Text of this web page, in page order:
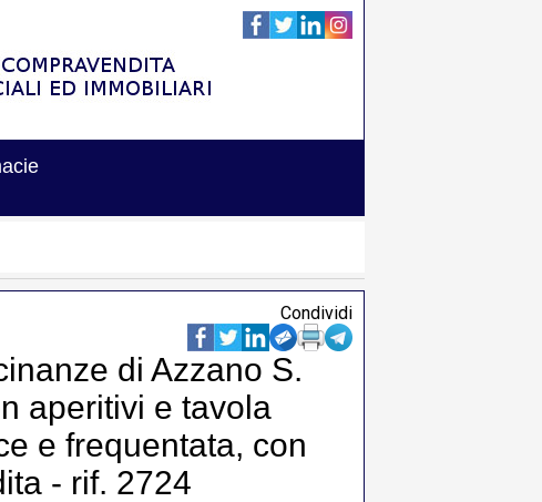
Condividi
di Azzano S.
aperitivi e tavola
e frequentata, con
- rif. 2724